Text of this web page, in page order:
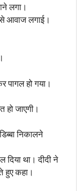
लगा।
से आवाज लगाई।
पागल हो गया।
हो जाएगी।
निकालने
दिया था। दीदी ने
हुए कहा।